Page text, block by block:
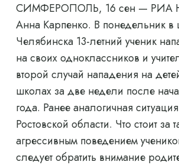
СИМФЕРОПОЛЬ, 16 сен — РИА
Анна Карпенко. В понедельник в
Челябинска 13-летний ученик
на своих одноклассников и
второй случай нападения на
школах за две недели после
года. Ранее аналогичная
Ростовской области. Что стоит за
агрессивным поведением
следует обратить внимание